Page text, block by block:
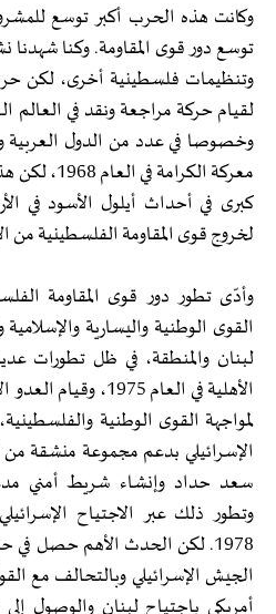
وكانت هذه الحرب أكبر توسع
وتنظيمات فلسطينية أخرى، لكن
لقيام حركة مراجعة ونقد في العالم
وخصوصا في عدد من الدول العربية
معركة
لخروج قوى المقاومة الفلسطينية من
وأدّى تطور دور قوى المقاومة
القوى الوطنية واليسارية
لبنان والمنطقة، في ظل تطورات
الأهلية في العام
لمواجهة القوى الوطنية
الإسرائيلي بدعم مجموعة منشقة من
سعد حداد وإنشاء شريط أمني
وتطور ذلك عبر الاجتياح
الجيش الإسرائيلي وبالتحالف مع
أمريكي باجتياح لبنان والوصول